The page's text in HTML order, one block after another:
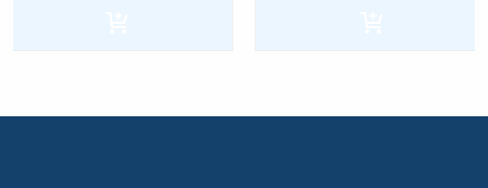
P=1,5kw